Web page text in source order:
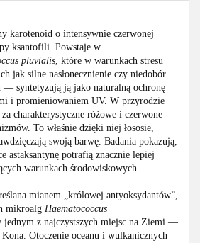
karotenoid o intensywnie czerwonej
ksantofili. Powstaje w
pluvialis, które w warunkach stresu
jak silne nasłonecznienie czy niedobór
— syntetyzują ją jako naturalną ochronę
i promieniowaniem UV. W przyrodzie
charakterystyczne różowe i czerwone
To właśnie dzięki niej łososie,
swoją barwę. Badania pokazują,
astaksantynę potrafią znacznie lepiej
warunkach środowiskowych.
mianem „królowej antyoksydantów”,
mikroalg Haematococcus
jednym z najczystszych miejsc na Ziemi —
Otoczenie oceanu i wulkanicznych